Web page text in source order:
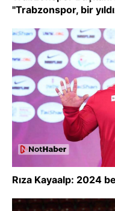
"Trabzonspor, bir
Rıza Kayaalp: 2024